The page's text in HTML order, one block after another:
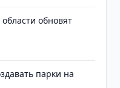
обновят
парки на